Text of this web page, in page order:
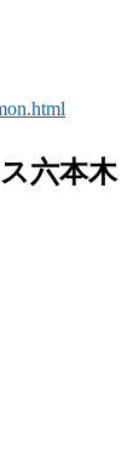
六本木